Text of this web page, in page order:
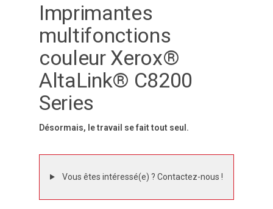
Imprimantes
multifonctions
couleur Xerox®
AltaLink® C8200
Series
Désormais, le travail se fait tout seul.
Vous êtes intéressé(e) ? Contactez-nous !